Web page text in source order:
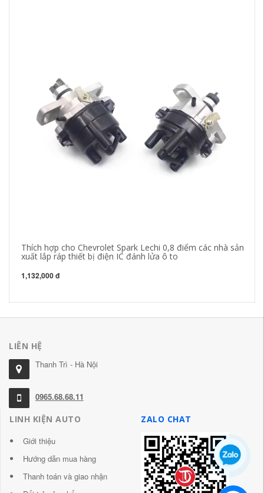
Thích hợp cho Chevrolet Spark Lechi 0,8 điểm các nhà sản
xuất lắp ráp thiết bị điện IC đánh lửa ô to
1,132,000 đ
LIÊN HỆ
Thanh Trì - Hà Nội
0965.68.68.11
LINH KIỆN AUTO
Giới thiệu
Hướng dẫn mua hàng
Thanh toán và giao nhận
ZALO CHAT